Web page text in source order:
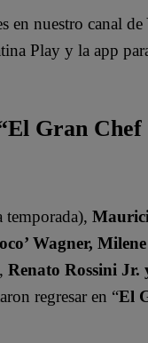
en nuestro canal
Play y la app
Gran Chef
temporada),
Wagner,
Renato Rossini Jr.
regresar en “El